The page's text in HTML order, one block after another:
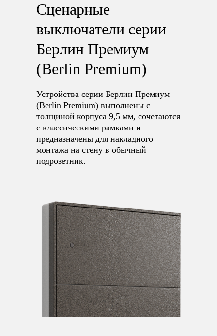
Сценарные
выключатели серии
Берлин Премиум
(Berlin Premium)
Устройства серии Берлин Премиум
(Berlin Premium) выполнены с
толщиной корпуса 9,5 мм, сочетаются
с классическими рамками и
предназначены для накладного
монтажа на стену в обычный
подрозетник.